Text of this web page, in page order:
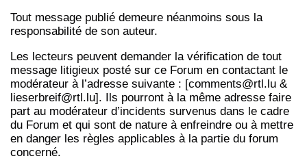
Tout message publié demeure néanmoins sous la
responsabilité de son auteur.
Les lecteurs peuvent demander la vérification de tout
message litigieux posté sur ce Forum en contactant le
modérateur à l’adresse suivante : [comments@rtl.lu &
lieserbreif@rtl.lu]. Ils pourront à la même adresse faire
part au modérateur d’incidents survenus dans le cadre
du Forum et qui sont de nature à enfreindre ou à mettre
en danger les règles applicables à la partie du forum
concerné.